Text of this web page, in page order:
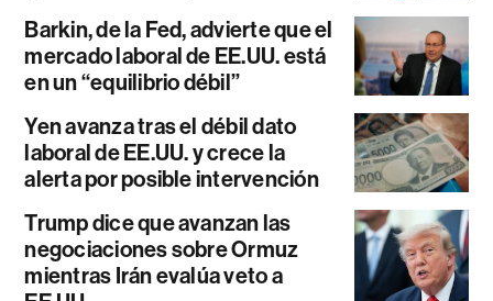
Barkin, de la Fed, advierte que el
mercado laboral de EE.UU. está
en un “equilibrio débil”
Yen avanza tras el débil dato
laboral de EE.UU. y crece la
alerta por posible intervención
Trump dice que avanzan las
negociaciones sobre Ormuz
mientras Irán evalúa veto a